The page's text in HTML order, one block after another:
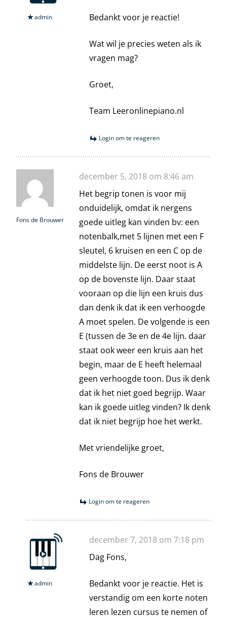
admin Bedankt voor je reactie!
Wat wil je precies weten als ik
vragen mag?
Groet,
Team Leeronlinepiano.nl
Login om te reageren
Fons de Brouwer
december 5, 2018 om 8:46 am
Het begrip tonen is voor mij
onduidelijk, omdat ik nergens
goede uitleg kan vinden bv: een
notenbalk,met 5 lijnen met een F
sleutel, 6 kruisen en een C op de
middelste lijn. De eerst noot is A
op de bovenste lijn. Daar staat
vooraan op die lijn een kruis dus
dan denk ik dat ik een verhoogde
A moet spelen. De volgende is een
E (tussen de 3e en de 4e lijn. daar
staat ook weer een kruis aan het
begin, maar de E heeft helemaal
geen verhoogde toon. Dus ik denk
dat ik het niet goed begrijp. Waar
kan ik goede uitleg vinden? Ik denk
dat ik niet begrijp hoe het werkt.
Met vriendelijke groet,
Fons de Brouwer
Login om te reageren
admin
december 7, 2018 om 7:18 pm
Dag Fons,
Bedankt voor je reactie. Het is
verstandig om een korte noten
leren lezen cursus te nemen of